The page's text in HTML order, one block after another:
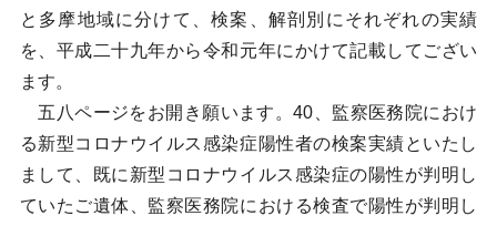
と多摩地域に分けて、検案、解剖別にそれぞれの実績
を、平成二十九年から令和元年にかけて記載してござい
ます。
五八ページをお開き願います。40、監察医務院におけ
る新型コロナウイルス感染症陽性者の検案実績といたし
まして、既に新型コロナウイルス感染症の陽性が判明し
ていたご遺体、監察医務院における検査で陽性が判明し